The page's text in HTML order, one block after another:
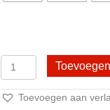
8
Paar
Hoge
kwaliteit
Toevoegen aan